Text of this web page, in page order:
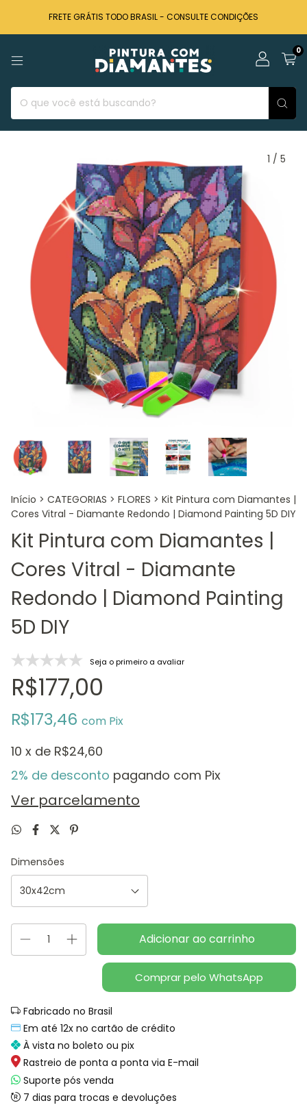
FRETE GRÁTIS TODO BRASIL - CONSULTE CONDIÇÕES
0
1 / 5
Início > CATEGORIAS > FLORES > Kit Pintura com Diamantes |
Cores Vitral - Diamante Redondo | Diamond Painting 5D DIY
Kit Pintura com Diamantes |
Cores Vitral - Diamante
Redondo | Diamond Painting
5D DIY
Seja o primeiro a avaliar
R$177,00
R$173,46 com Pix
10 x de R$24,60
2% de desconto pagando com Pix
Ver parcelamento
Dimensões
Comprar pelo WhatsApp
Fabricado no Brasil
Em até 12x no cartão de crédito
À vista no boleto ou pix
Rastreio de ponta a ponta via E-mail
Suporte pós venda
7 dias para trocas e devoluções